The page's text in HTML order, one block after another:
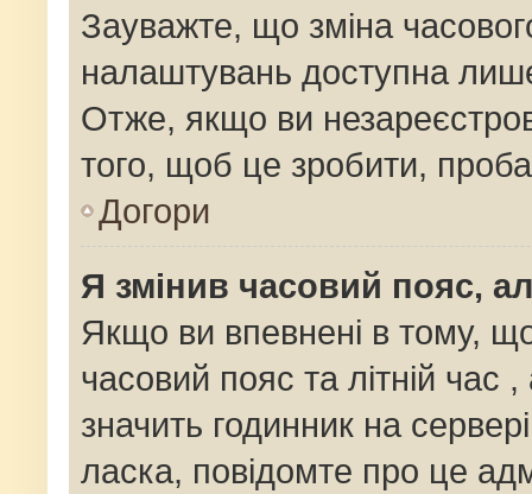
Зауважте, що зміна
налаштувань доступна
Отже, якщо ви
того, щоб це зробити,
Догори
Я змінив часовий пояс,
Якщо ви впевнені в тому,
часовий пояс та літній час
значить годинник на
ласка, повідомте про це